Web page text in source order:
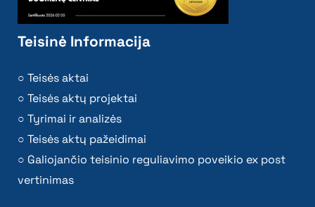
Teisinė Informacija
Teisės aktai
Teisės aktų projektai
Tyrimai ir analizės
Teisės aktų pažeidimai
Galiojančio teisinio reguliavimo poveikio ex post
vertinimas